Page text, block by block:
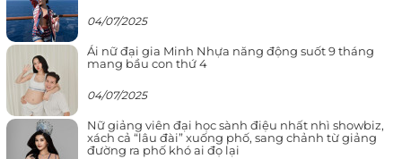
04/07/2025
Ái nữ đại gia Minh Nhựa năng động suốt 9 tháng
mang bầu con thứ 4
04/07/2025
Nữ giảng viên đại học sành điệu nhất nhì showbiz,
xách cả “lâu đài” xuống phố, sang chảnh từ giảng
đường ra phố khó ai đọ lại